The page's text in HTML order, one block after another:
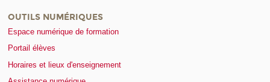
OUTILS NUMÉRIQUES
Espace numérique de formation
Portail élèves
Horaires et lieux d'enseignement